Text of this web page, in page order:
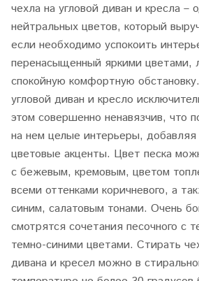
чехла на угловой диван и кресла –
нейтральных цветов, который
если необходимо успокоить
перенасыщенный яркими цветами,
спокойную комфортную
угловой диван и кресло
этом совершенно ненавязчив, что
на нем целые интерьеры,
цветовые акценты. Цвет песка
с бежевым, кремовым, цветом
всеми оттенками коричневого, а
синим, салатовым тонами. Очень
смотрятся сочетания песочного с
темно-синими цветами. Стирать
дивана и кресел можно в